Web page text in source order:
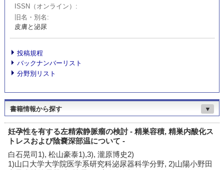
ISSN（オンライン）
旧名・別名
皮膚と泌尿
投稿規程
バックナンバーリスト
分野別リスト
書籍情報から探す ▼
妊孕性を有する左精索静脈瘤の検討 - 精巣容積, 精巣内酸化ス
トレスおよび陰嚢深部温について -
白石晃司1), 松山豪泰1),3), 瀧原博史2)
1)山口大学大学院医学系研究科泌尿器科学分野, 2)山陽小野田